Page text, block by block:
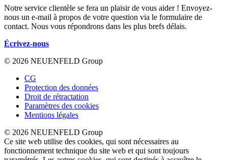
Notre service clientèle se fera un plaisir de vous aider ! Envoyez-
nous un e-mail à propos de votre question via le formulaire de
contact. Nous vous répondrons dans les plus brefs délais.
Écrivez-nous
© 2026 NEUENFELD Group
CG
Protection des données
Droit de rétractation
Paramètres des cookies
Mentions légales
© 2026 NEUENFELD Group
Ce site web utilise des cookies, qui sont nécessaires au
fonctionnement technique du site web et qui sont toujours